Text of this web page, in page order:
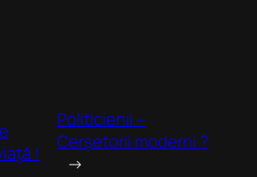
!
Politicienii –
Cerșetorii moderni ?
→